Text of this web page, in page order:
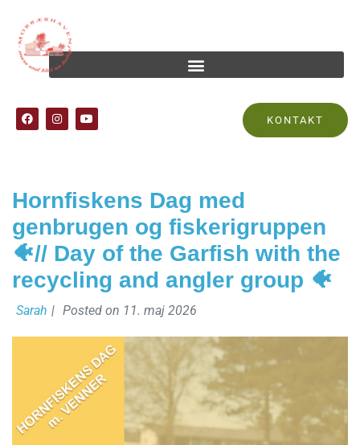
KONTAKT
Tag: genbrug
Hornfiskens Dag med
genbrugen og fiskerigruppen
🐠// Day of the Garfish with the
recycling and angler group 🐠
Sarah | Posted on 11. maj 2026